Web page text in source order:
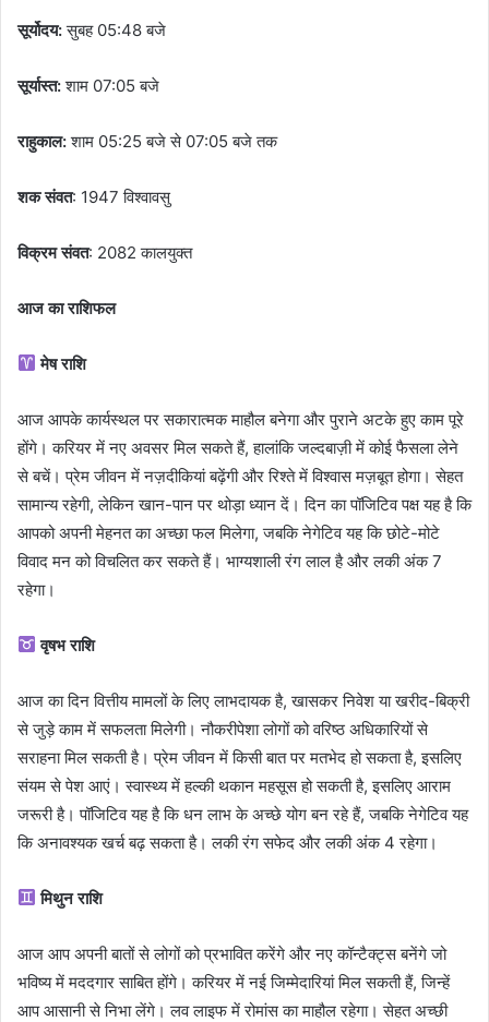
सूर्योदय:सुबह 05:48 बजे
सूर्यास्त:शाम 07:05 बजे
राहुकाल:शाम 05:25 बजे से 07:05 बजे तक
शक संवत: 1947 विश्वावसु
विक्रम संवत: 2082 कालयुक्त
आज का राशिफल
मेष राशि
आज आपके कार्यस्थल पर सकारात्मक माहौल बनेगा और पुराने अटके हुए काम पूरे
होंगे। करियर में नए अवसर मिल सकते हैं, हालांकि जल्दबाज़ी में कोई फैसला लेने
से बचें। प्रेम जीवन में नज़दीकियां बढ़ेंगी और रिश्ते में विश्वास मज़बूत होगा। सेहत
सामान्य रहेगी, लेकिन खान-पान पर थोड़ा ध्यान दें। दिन का पॉजिटिव पक्ष यह है कि
आपको अपनी मेहनत का अच्छा फल मिलेगा, जबकि नेगेटिव यह कि छोटे-मोटे
विवाद मन को विचलित कर सकते हैं। भाग्यशाली रंग लाल है और लकी अंक 7
रहेगा।
वृषभ राशि
आज का दिन वित्तीय मामलों के लिए लाभदायक है, खासकर निवेश या खरीद-बिक्री
से जुड़े काम में सफलता मिलेगी। नौकरीपेशा लोगों को वरिष्ठ अधिकारियों से
सराहना मिल सकती है। प्रेम जीवन में किसी बात पर मतभेद हो सकता है, इसलिए
संयम से पेश आएं। स्वास्थ्य में हल्की थकान महसूस हो सकती है, इसलिए आराम
जरूरी है। पॉजिटिव यह है कि धन लाभ के अच्छे योग बन रहे हैं, जबकि नेगेटिव यह
कि अनावश्यक खर्च बढ़ सकता है। लकी रंग सफेद और लकी अंक 4 रहेगा।
मिथुन राशि
आज आप अपनी बातों से लोगों को प्रभावित करेंगे और नए कॉन्टैक्ट्स बनेंगे जो
भविष्य में मददगार साबित होंगे। करियर में नई जिम्मेदारियां मिल सकती हैं, जिन्हें
आप आसानी से निभा लेंगे। लव लाइफ में रोमांस का माहौल रहेगा। सेहत अच्छी